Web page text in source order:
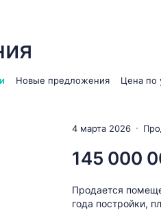
Новые предложения Цена по
4 марта 2026
145 000
Продается
года постройки,